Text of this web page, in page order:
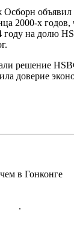
объявил
2000-х
на долю
решение
доверие
в Гонконге
.